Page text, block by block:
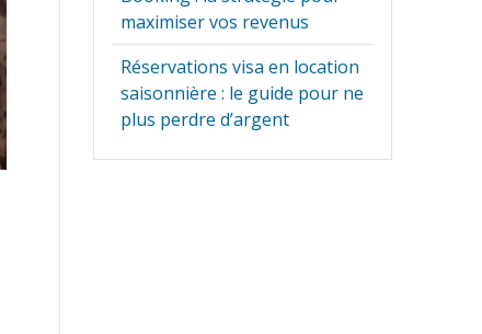
maximiser vos revenus
Réservations visa en location
saisonnière : le guide pour ne
plus perdre d’argent